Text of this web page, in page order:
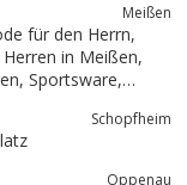
Meißen
Schopfheim
Oppenau